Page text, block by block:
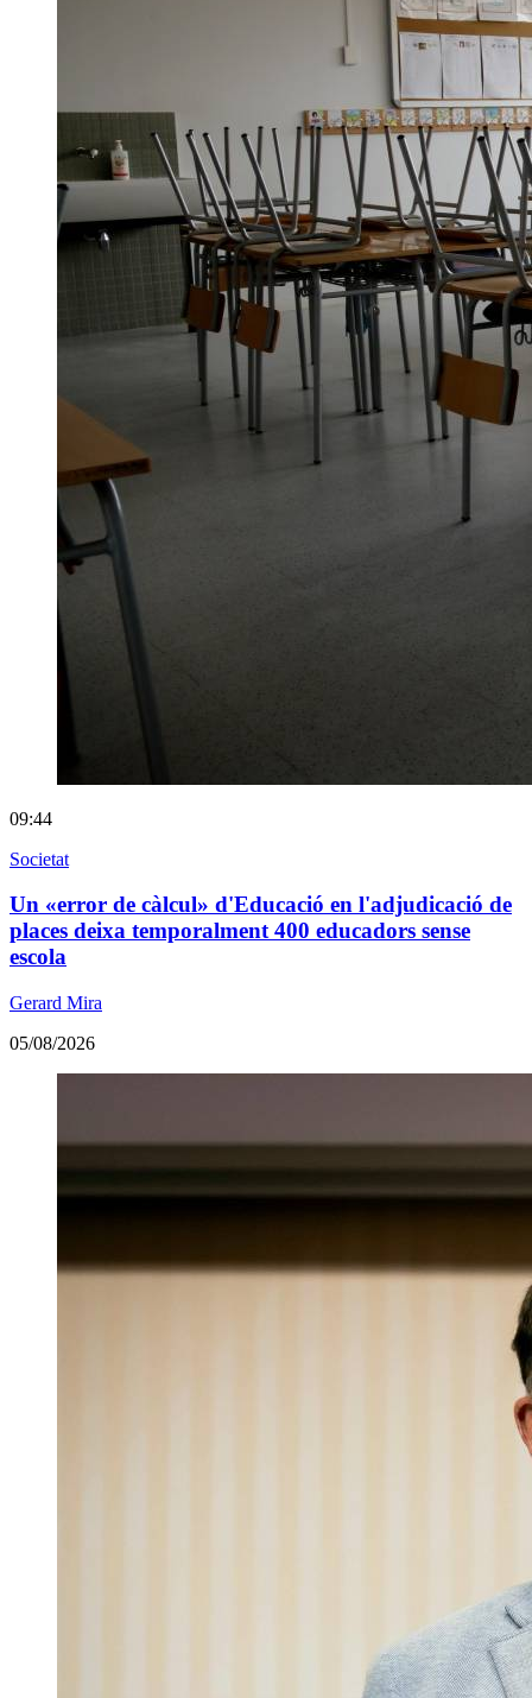
09:44
Societat
Un «error de càlcul» d'Educació en l'adjudicació de
places deixa temporalment 400 educadors sense
escola
Gerard Mira
05/08/2026